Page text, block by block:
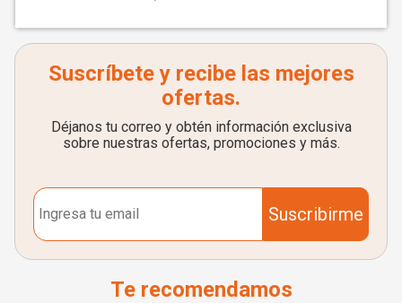
Suscríbete y recibe las mejores
ofertas.
Déjanos tu correo y obtén información exclusiva
sobre nuestras ofertas, promociones y más.
Suscribirme
Te recomendamos